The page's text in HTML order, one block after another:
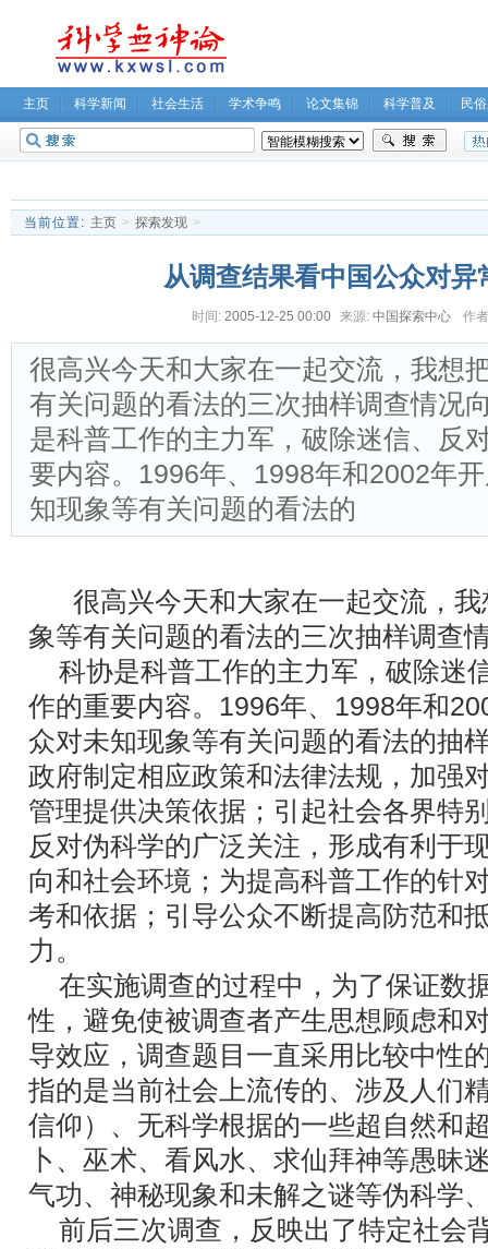
主页 科学新闻 社会生活 学术争鸣 论文集锦 科学普及 民
无神论坛
当前位置: 主页 > 探索发现 >
从调查结果看中国公众对异
时间: 2005-12-25 00:00 来源: 中国探索中心 作
很高兴今天和大家在一起交流，我想
有关问题的看法的三次抽样调查情况
是科普工作的主力军，破除迷信、反
要内容。1996年、1998年和2002年
知现象等有关问题的看法的
很高兴今天和大家在一起交流，
象等有关问题的看法的三次抽样调查
科协是科普工作的主力军，破除迷
作的重要内容。1996年、1998年和
众对未知现象等有关问题的看法的抽
政府制定相应政策和法律法规，加强
管理提供决策依据；引起社会各界特
反对伪科学的广泛关注，形成有利于
向和社会环境；为提高科普工作的针
考和依据；引导公众不断提高防范和
力。
在实施调查的过程中，为了保证数
性，避免使被调查者产生思想顾虑和
导效应，调查题目一直采用比较中性
指的是当前社会上流传的、涉及人们
信仰）、无科学根据的一些超自然和
卜、巫术、看风水、求仙拜神等愚昧
气功、神秘现象和未解之谜等伪科学
前后三次调查，反映出了特定社会